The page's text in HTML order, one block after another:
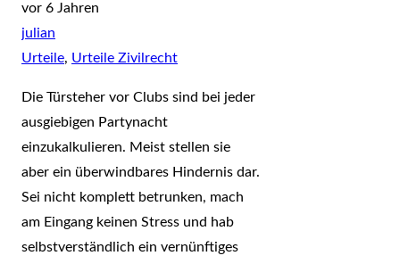
vor 6 Jahren
julian
Urteile, Urteile Zivilrecht
Die Türsteher vor Clubs sind bei jeder
ausgiebigen Partynacht
einzukalkulieren. Meist stellen sie
aber ein überwindbares Hindernis dar.
Sei nicht komplett betrunken, mach
am Eingang keinen Stress und hab
selbstverständlich ein vernünftiges